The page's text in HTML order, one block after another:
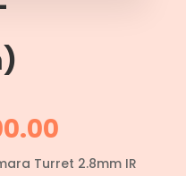
Turret 2.8mm IR